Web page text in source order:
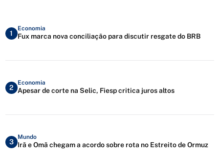
1
Economia
Fux marca nova conciliação para discutir resgate do BRB
2
Economia
Apesar de corte na Selic, Fiesp critica juros altos
3
Mundo
Irã e Omã chegam a acordo sobre rota no Estreito de Ormuz